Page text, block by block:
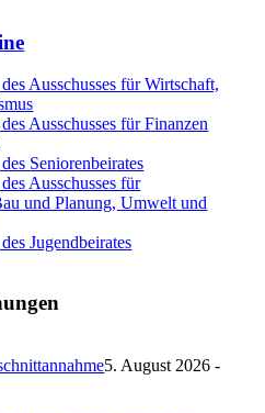
Ausschusses für Wirtschaft,
Ausschusses für Finanzen
Seniorenbeirates
Ausschusses für
und Planung, Umwelt und
Jugendbeirates
5. August 2026 -